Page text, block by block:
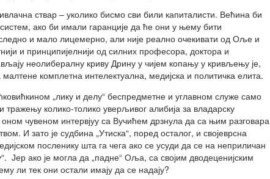
ствар – уколико бисмо сви били капиталисти. Већина би
ако би имали гаранције да ће они у њему бити
и мало лицемерно, али није реално очекивати од Оље и
и принципијелнији од силних професора, доктора и
неолибералну криву Дрину у чијем копању у кривљењу је,
комплетна интелектуална, медијска и политичка елита.
„лику и делу“ беспредметне и углавном служе само
колико-толико уверљивог алибија за владарску
оном чувеном интервјуу са Вучићем дрзнула да са њим разговара
И зато је судбина „Утиска“, поред осталог, и својеврсна
посленику шта га чега ако се усуди да се на неприличан
Јер ако је могла да „падне“ Оља, са својим дводеценијским
ли тек они остали имају да се надају?